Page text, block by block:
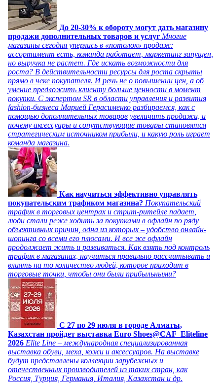
До 20-30% к обороту могут дать магазину
продажи дополнительных товаров и услуг Многие
магазины сегодня уперлись в «потолок» продаж:
ассортимент есть, команда работает, маркетинг запущен,
но выручка не растет. Где искать возможности для
роста? В действительности ресурсы для роста скрыты
прямо в чеке покупателя. И речь не о повышении цен, а об
умение предложить клиенту больше ценности в момент
покупки. С экспертом SR в области управления и развития
fashion-бизнеса Марией Герасименко разбираемся, как с
помощью дополнительных товаров увеличить продажи, и
почему аксессуары и сопутствующие товары становятся
стратегическим источником прибыли, и какую роль играет
команда магазина.
Как научиться эффективно управлять
покупательским трафиком магазина? Покупательский
трафик в торговых центрах и стрит-ритейле падает,
люди стали реже ходить за покупками в офлайн по ряду
объективных причин, одна из которых – удобство онлайн-
шопинга со всеми его плюсами. И все же офлайн
продолжает жить и развиваться. Как взять под контроль
трафик в магазинах, научиться правильно рассчитывать и
влиять на то количество людей, которое приходит в
торговые точки, чтобы они были прибыльными?
C 27 по 29 июля в городе Алматы,
Казахстан пройдет выставка Euro Shoes@CAF_Eliteline
2026 Elite Line – международная специализированная
выставка обуви, меха, кожи и аксессуаров. На выставке
будут представлены коллекции зарубежных и
отечественных производителей из таких стран, как
Россия, Турция, Германия, Италия, Казахстан и др.